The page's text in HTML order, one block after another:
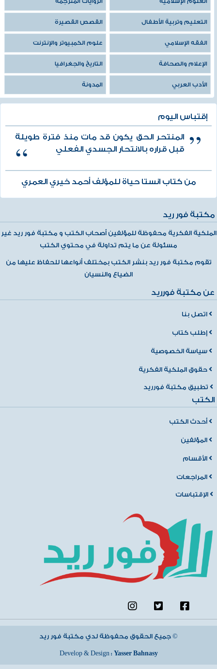
التعليم وتربية الأطفال القصص القصيرة
الفقه الإسلامي علوم الكمبيوتر والإنترنت
الإعلام والصحافة التاريخ والجغرافيا
الأدب العربي المدونة
إقتباس اليوم
المنتحر الحق يكون قد مات منذ فترة طويلة
قبل قراره بالانتحار الجسدي الفعلي
من كتاب انستا حياة للمؤلف أحمد خيري العمري
مكتبة فور ريد
الملكية الفكرية محفوظة للمؤلفين أصحاب الكتب و مكتبة فور ريد غير
مسئولة عن ما يتم تداولة في محتوي الكتب
تقوم مكتبة فور ريد بنشر الكتب بمختلف أنواعها للحفاظ عليها من
الضياع والنسيان
عن مكتبة فورريد
اتصل بنا
إطلب كتاب
سياسة الخصوصية
حقوق الملكية الفكرية
تطبيق مكتبة فورريد
الكتب
أحدث الكتب
المؤلفين
الأقسام
المراجعات
الإقتباسات
جميع الحقوق محفوظة لدي مكتبة فور ريد ©
Develop & Design : Yasser Bahnasy